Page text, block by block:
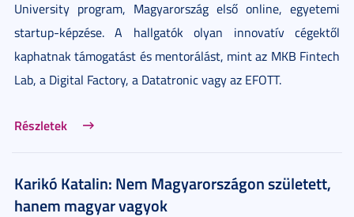
University program, Magyarország első online, egyetemi
startup-képzése. A hallgatók olyan innovatív cégektől
kaphatnak támogatást és mentorálást, mint az MKB Fintech
Lab, a Digital Factory, a Datatronic vagy az EFOTT.
Részletek
Karikó Katalin: Nem Magyarországon született,
hanem magyar vagyok